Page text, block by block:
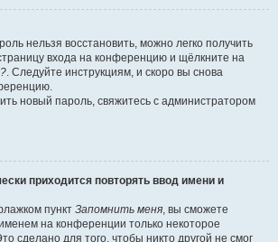
нельзя восстановить, можно легко получить
входа на конференцию и щёлкните на
. Следуйте инструкциям, и скоро вы снова
новый пароль, свяжитесь с администратором
приходится повторять ввод имени и
пункт Запомнить меня, вы сможете
на конференции только некоторое
сделано для того, чтобы никто другой не смог